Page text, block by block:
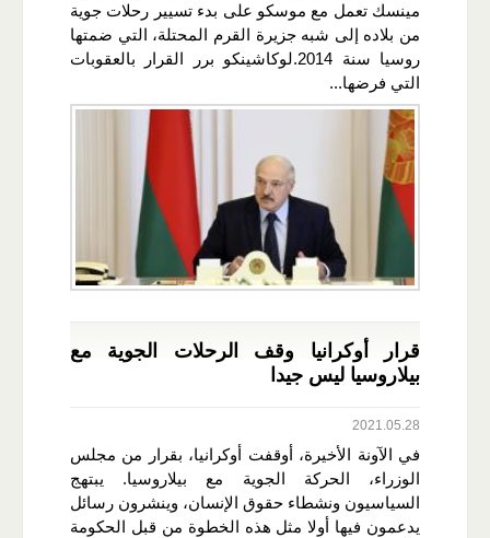
مينسك تعمل مع موسكو على بدء تسيير رحلات جوية
من بلاده إلى شبه جزيرة القرم المحتلة، التي ضمتها
روسيا سنة 2014.لوكاشينكو برر القرار بالعقوبات
التي فرضها...
قرار أوكرانيا وقف الرحلات الجوية مع
بيلاروسيا ليس جيدا
2021.05.28
في الآونة الأخيرة، أوقفت أوكرانيا، بقرار من مجلس
الوزراء، الحركة الجوية مع بيلاروسيا. يبتهج
السياسيون ونشطاء حقوق الإنسان، وينشرون رسائل
يدعمون فيها أولا مثل هذه الخطوة من قبل الحكومة